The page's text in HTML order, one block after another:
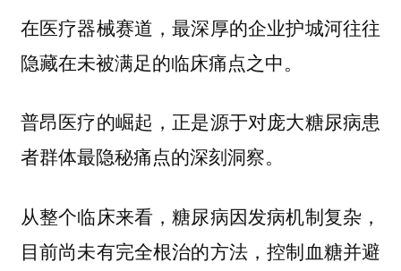
在医疗器械赛道，最深厚的企业护城河往往
隐藏在未被满足的临床痛点之中。
普昂医疗的崛起，正是源于对庞大糖尿病患
者群体最隐秘痛点的深刻洞察。
从整个临床来看，糖尿病因发病机制复杂，
目前尚未有完全根治的方法，控制血糖并避